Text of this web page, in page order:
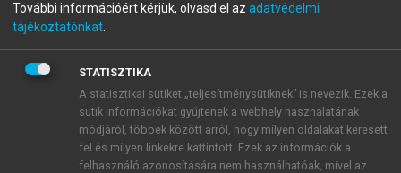
A regisztráció után apróbaidőszakautomatikusan
BELÉPÉS SAJÁT FIÓKKAL
ÚJ FIÓK LÉTREHOZÁSA
1 óra díjmentes hozzáférés
További információért kérjük, olvasd el az adatvédelmi
tájékoztatónkat
STATISZTIKA
A statisztikai sütiket „teljesítménysütiknek” is nevezik. Ezek a
sütik információkat gyűjtenek a webhely használatának
módjáról, többek között arról, hogy milyen oldalakat keresett
fel és milyen linkekre kattintott. Ezek az információk a
felhasználó azonosítására nem használhatóak, mivel az